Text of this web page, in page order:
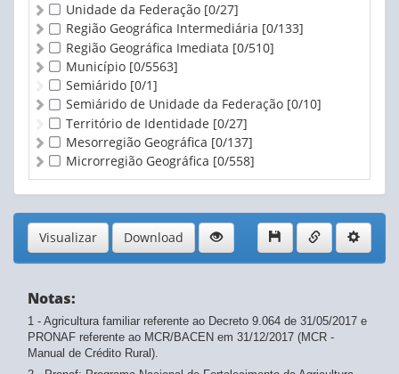
Unidade da Federação [0/27]
Região Geográfica Intermediária [0/133]
Região Geográfica Imediata [0/510]
Município [0/5563]
Semiárido [0/1]
Semiárido de Unidade da Federação [0/10]
Território de Identidade [0/27]
Mesorregião Geográfica [0/137]
Microrregião Geográfica [0/558]
Visualizar Download
Notas:
1 - Agricultura familiar referente ao Decreto 9.064 de 31/05/2017 e
PRONAF referente ao MCR/BACEN em 31/12/2017 (MCR -
Manual de Crédito Rural).